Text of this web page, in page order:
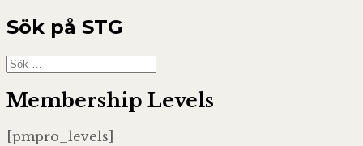
Sök på STG
Sök
efter:
Membership Levels
[pmpro_levels]